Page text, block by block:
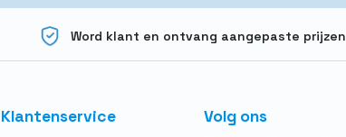
Word klant en ontvang aangepaste prijzen
Klantenservice Volg ons